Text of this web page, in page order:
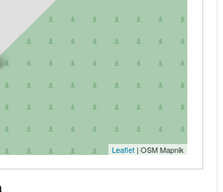
Leaflet | OSM Mapnik